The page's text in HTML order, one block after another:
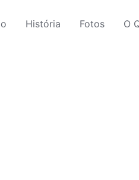
História Fotos O